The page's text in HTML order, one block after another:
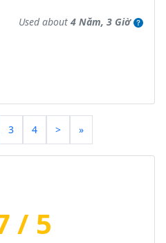
Used about 4 Năm, 3 Giờ
3 4 > »
/ 5